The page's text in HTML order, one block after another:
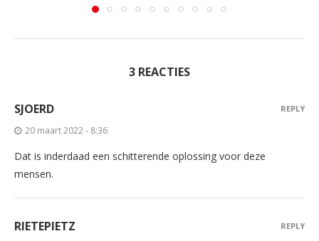
3 REACTIES
SJOERD
20 maart 2022 - 8:36
Dat is inderdaad een schitterende oplossing voor deze
mensen.
REPLY
RIETEPIETZ REPLY